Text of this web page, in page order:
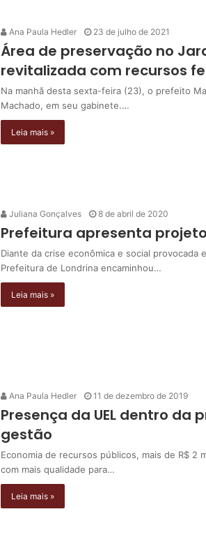
Ana Paula Hedler 23 de julho de 2021
Área de preservação no
revitalizada com recursos
Na manhã desta sexta-feira (23), o prefeito
Machado, em seu gabinete.…
Leia mais »
Juliana Gonçalves 8 de abril de 2020
Prefeitura apresenta
Diante da crise econômica e social
Prefeitura de Londrina encaminhou…
Leia mais »
Ana Paula Hedler 11 de dezembro de 2019
Presença da UEL dentro
gestão
Economia de recursos públicos, mais de R$ 2
com mais qualidade para…
Leia mais »